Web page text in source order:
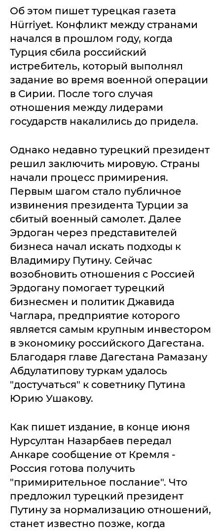
Об этом пишет турецкая газета
Hürriyet. Конфликт между странами
начался в прошлом году, когда
Турция сбила российский
истребитель, который выполнял
задание во время военной операции
в Сирии. После того случая
отношения между лидерами
государств накалились до придела.
Однако недавно турецкий президент
решил заключить мировую. Страны
начали процесс примирения.
Первым шагом стало публичное
извинения президента Турции за
сбитый военный самолет. Далее
Эрдоган через представителей
бизнеса начал искать подходы к
Владимиру Путину. Сейчас
возобновить отношения с Россией
Эрдогану помогает турецкий
бизнесмен и политик Джавида
Чаглара, предприятие которого
является самым крупным инвестором
в экономику российского Дагестана.
Благодаря главе Дагестана Рамазану
Абдулатипову туркам удалось
"достучаться" к советнику Путина
Юрию Ушакову.
Как пишет издание, в конце июня
Нурсултан Назарбаев передал
Анкаре сообщение от Кремля -
Россия готова получить
"примирительное послание". Что
предложил турецкий президент
Путину за нормализацию отношений,
станет известно позже, когда